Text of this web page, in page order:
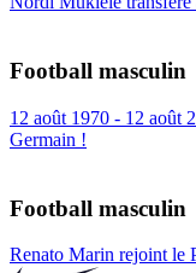
Football masculin
12 août 1970 - 12 août
Germain !
Football masculin
Renato Marin rejoint le